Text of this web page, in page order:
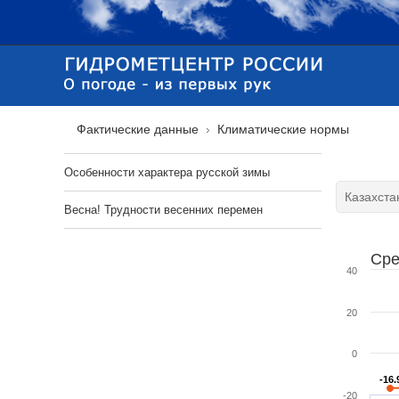
Фактические данные Климатические нормы
--
-20
0
20
40
Особенности характера русской зимы
Весна! Трудности весенних перемен